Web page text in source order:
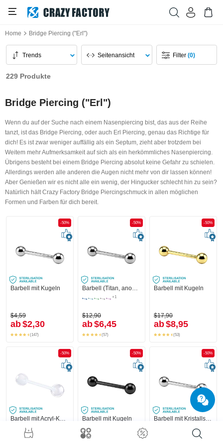
Home Bridge Piercing ("Erl")
Trends Seitenansicht Filter(0)
229 Produkte
Bridge Piercing ("Erl")
Wenn du auf der Suche nach einem Nasenpiercing bist, das aus der Reihe
tanzt, ist das Bridge Piercing, oder auch Erl Piercing, genau das Richtige für
dich! Es ist zwar weniger auffällig als ein Septum, zieht aber trotzdem bei
Weitem mehr Aufmerksamkeit auf sich als ein herkömmliches Nasenpiercing.
Übrigens besteht bei einem Bridge Piercing absolut keine Gefahr zu schielen.
Allerdings werden alle anderen die Augen nicht mehr von dir lassen können!
Aber Genießen wir es nicht alle ein wenig, der Hingucker schlecht hin zu sein?
Natürlich hält Crazy Factory Bridge Piercingschmuck in allen möglichen
Formen und Farben für dich bereit.
-50%
Barbell mit Kugeln
$4,59
ab$2,30
(147)
-50%
Barbell (Titan, anodisiert) mit Kugeln
+1
$12,90
ab$6,45
(57)
-50%
Barbell mit Kugeln
$17,90
ab$8,95
(53)
-50% -50%
Barbell mit Kugeln
-50%
Barbell mit Kristallsteinkugel